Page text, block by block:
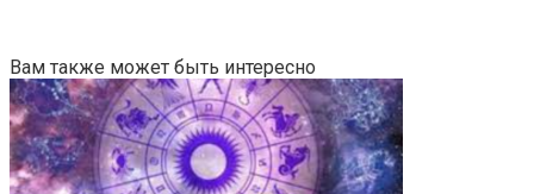
Вам также может быть интересно